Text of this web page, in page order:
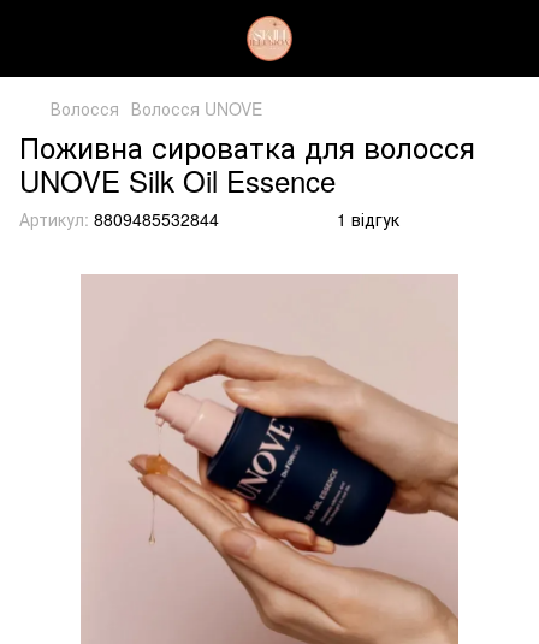
Волосся Волосся UNOVE
Поживна сироватка для волосся
UNOVE Silk Oil Essence
Артикул: 8809485532844 1 відгук